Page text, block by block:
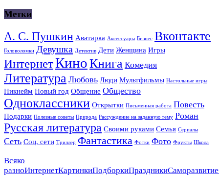
Метки
А. С. Пушкин Аватарка Аксессуары Бизнес Вконтакте
Головоломки Девушка Детектив Дети Женщина Игры
ИнтернетКиноКнига Комедия
Литература Любовь Люди Мультфильмы Настольные игры
Никнейм Новый год Общение Общество
Одноклассники Открытки Письменная работа Повесть
Подарки Полезные советы Природа Рассуждение на заданную тему Роман
Русская литература Своими руками Семья Сериалы
Сеть Соц. сети Триллер Фантастика Фотки Фото Фрукты Школа
Всяко
разноИнтернетКартинкиПодборкиПраздникиСаморазвитие